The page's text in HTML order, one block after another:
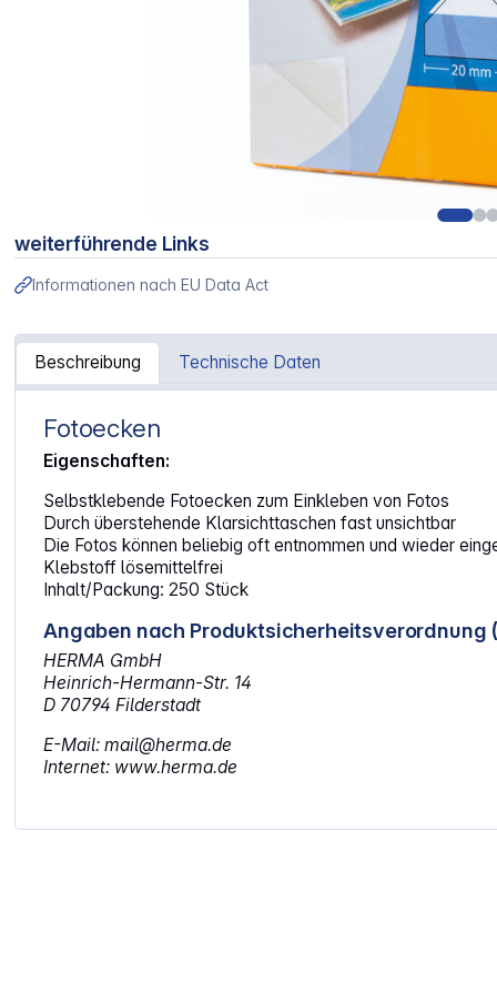
weiterführende Links
Informationen nach EU Data Act
Beschreibung Technische Daten
Artikelinformationen "Herma Fotoecken 250 Stück
Fotoecken
Eigenschaften:
Selbstklebende Fotoecken zum Einkleben von Fotos
Durch überstehende Klarsichttaschen fast unsichtbar
Die Fotos können beliebig oft entnommen und wieder
Klebstoff lösemittelfrei
Inhalt/Packung: 250 Stück
Angaben nach Produktsicherheitsverordnung
HERMA GmbH
Heinrich-Hermann-Str. 14
D 70794 Filderstadt
E-Mail: mail@herma.de
Internet: www.herma.de